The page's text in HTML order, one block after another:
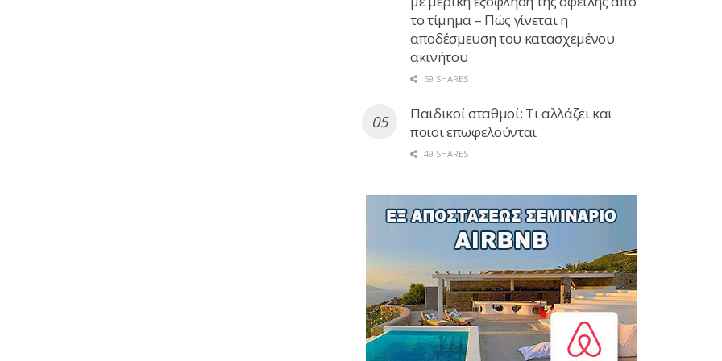
το τίμημα – Πώς γίνεται η
αποδέσμευση του κατασχεμένου
ακινήτου
59 SHARES
Παιδικοί σταθμοί: Τι αλλάζει και
ποιοι επωφελούνται
49 SHARES